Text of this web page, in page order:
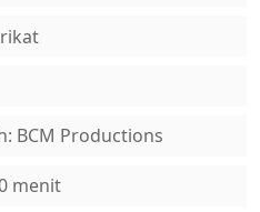
BCM Productions
menit